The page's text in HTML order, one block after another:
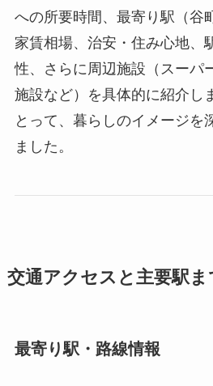
への所要時間、最寄り駅（谷
家賃相場、治安・住み心地、
性、さらに周辺施設（スーパ
施設など）を具体的に紹介し
とって、暮らしのイメージを
ました。
交通アクセスと主要駅ま
最寄り駅・路線情報